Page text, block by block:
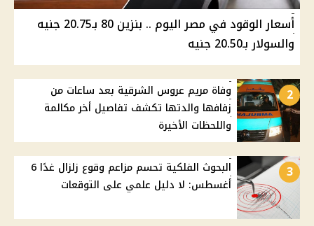
أسعار الوقود في مصر اليوم .. بنزين 80 بـ20.75 جنيه
والسولار بـ20.50 جنيه
2
وفاة مريم عروس الشرقية بعد ساعات من
زفافها والدتها تكشف تفاصيل أخر مكالمة
واللحظات الأخيرة
3
البحوث الفلكية تحسم مزاعم وقوع زلزال غدًا 6
أغسطس: لا دليل علمي على التوقعات